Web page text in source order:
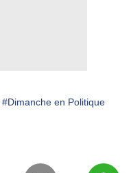
#Dimanche en Politique